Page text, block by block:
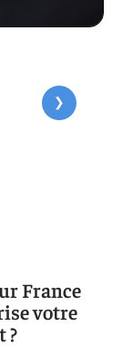
France
votre
?